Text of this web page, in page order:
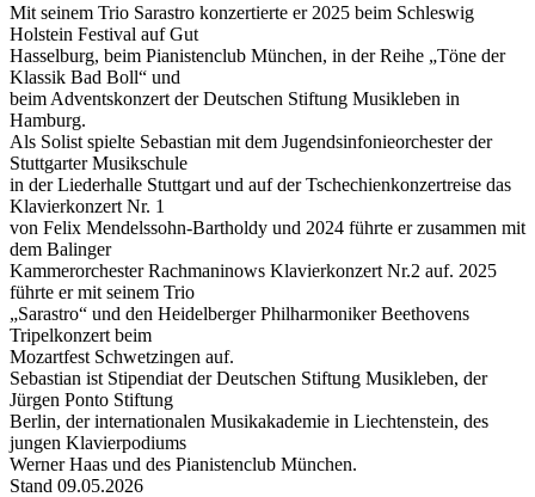
Mit seinem Trio Sarastro konzertierte er 2025 beim Schleswig
Holstein Festival auf Gut
Hasselburg, beim Pianistenclub München, in der Reihe „Töne der
Klassik Bad Boll“ und
beim Adventskonzert der Deutschen Stiftung Musikleben in
Hamburg.
Als Solist spielte Sebastian mit dem Jugendsinfonieorchester der
Stuttgarter Musikschule
in der Liederhalle Stuttgart und auf der Tschechienkonzertreise das
Klavierkonzert Nr. 1
von Felix Mendelssohn-Bartholdy und 2024 führte er zusammen mit
dem Balinger
Kammerorchester Rachmaninows Klavierkonzert Nr.2 auf. 2025
führte er mit seinem Trio
„Sarastro“ und den Heidelberger Philharmoniker Beethovens
Tripelkonzert beim
Mozartfest Schwetzingen auf.
Sebastian ist Stipendiat der Deutschen Stiftung Musikleben, der
Jürgen Ponto Stiftung
Berlin, der internationalen Musikakademie in Liechtenstein, des
jungen Klavierpodiums
Werner Haas und des Pianistenclub München.
Stand 09.05.2026